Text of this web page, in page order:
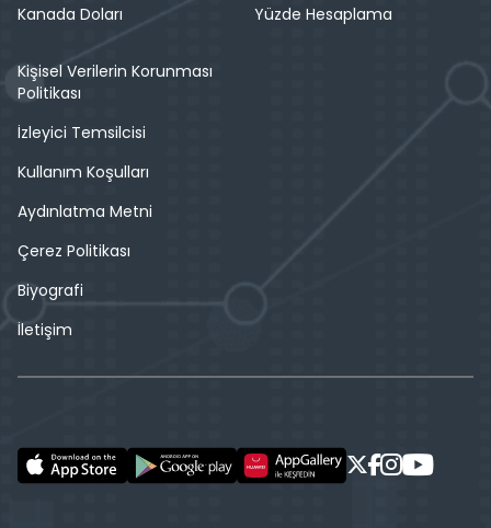
Kanada Doları
Yüzde Hesaplama
Kişisel Verilerin Korunması
Politikası
İzleyici Temsilcisi
Kullanım Koşulları
Aydınlatma Metni
Çerez Politikası
Biyografi
İletişim